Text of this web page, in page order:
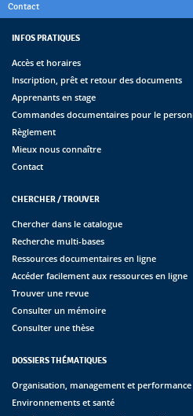
Contact
INFOS PRATIQUES
Accès et horaires
Inscription, prêt et retour des documents
Apprenants en stage
Commandes documentaires pour le
Règlement
Mieux nous connaître
Contact
CHERCHER / TROUVER
Chercher dans le catalogue
Recherche multi-bases
Ressources documentaires en ligne
Accéder facilement aux ressources en ligne
Trouver une revue
Consulter un mémoire
Consulter une thèse
DOSSIERS THÉMATIQUES
Organisation, management et
Environnements et santé